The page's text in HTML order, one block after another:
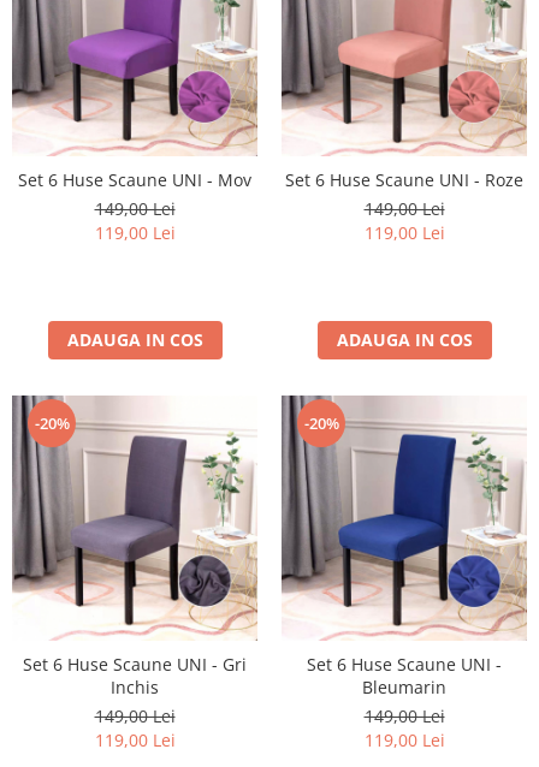
Set 6 Huse Scaune UNI - Mov
149,00 Lei
119,00 Lei
ADAUGA IN COS
Set 6 Huse Scaune UNI - Roze
149,00 Lei
119,00 Lei
ADAUGA IN COS
-20%
Set 6 Huse Scaune UNI - Gri
Inchis
149,00 Lei
119,00 Lei
-20%
Set 6 Huse Scaune UNI -
Bleumarin
149,00 Lei
119,00 Lei